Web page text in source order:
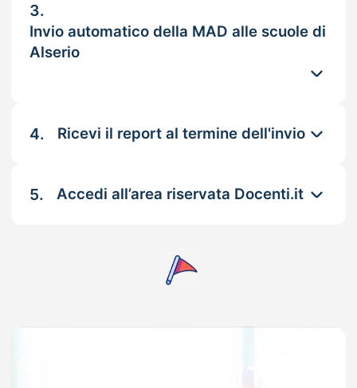
3.
Invio automatico della MAD alle scuole di
Alserio
4. Ricevi il report al termine dell'invio
5. Accedi all’area riservata Docenti.it